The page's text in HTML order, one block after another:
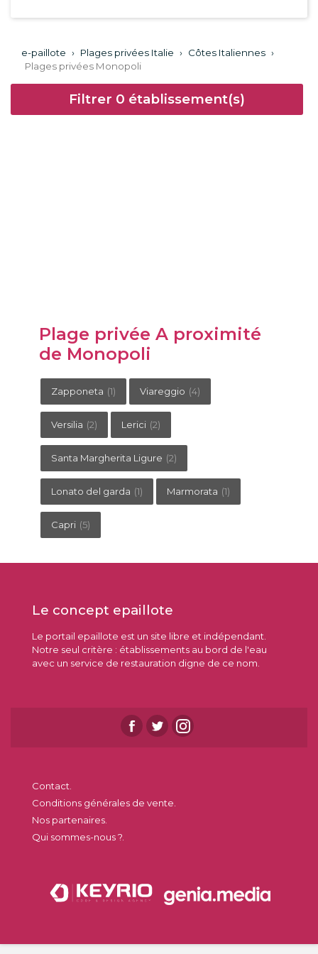
e-paillote › Plages privées Italie › Côtes Italiennes ›
Plages privées Monopoli
Filtrer 0 établissement(s)
Plage privée A proximité
de Monopoli
Zapponeta (1) Viareggio (4)
Versilia (2) Lerici (2)
Santa Margherita Ligure (2)
Lonato del garda (1) Marmorata (1)
Capri (5)
Le concept epaillote
Le portail epaillote est un site libre et indépendant.
Notre seul critère : établissements au bord de l'eau
avec un service de restauration digne de ce nom.
Contact.
Conditions générales de vente.
Nos partenaires.
Qui sommes-nous ?.